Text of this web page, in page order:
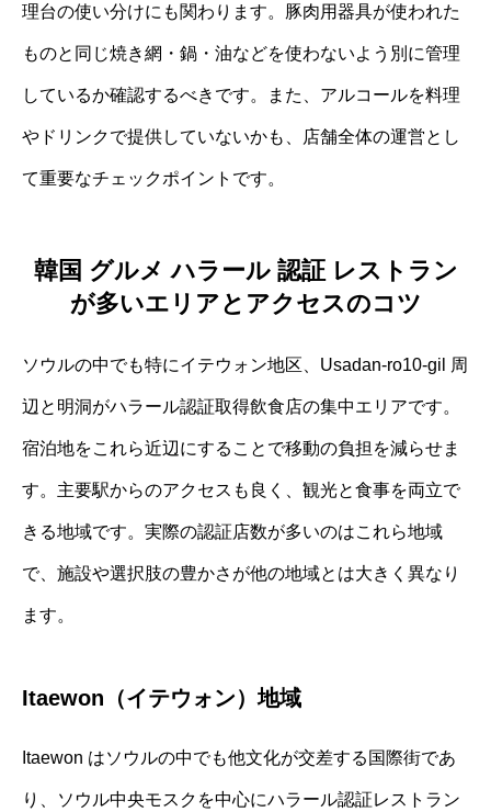
理台の使い分けにも関わります。豚肉用器具が使われた
ものと同じ焼き網・鍋・油などを使わないよう別に管理
しているか確認するべきです。また、アルコールを料理
やドリンクで提供していないかも、店舗全体の運営とし
て重要なチェックポイントです。
韓国 グルメ ハラール 認証 レストラン
が多いエリアとアクセスのコツ
ソウルの中でも特にイテウォン地区、Usadan-ro10-gil 周
辺と明洞がハラール認証取得飲食店の集中エリアです。
宿泊地をこれら近辺にすることで移動の負担を減らせま
す。主要駅からのアクセスも良く、観光と食事を両立で
きる地域です。実際の認証店数が多いのはこれら地域
で、施設や選択肢の豊かさが他の地域とは大きく異なり
ます。
Itaewon（イテウォン）地域
Itaewon はソウルの中でも他文化が交差する国際街であ
り、ソウル中央モスクを中心にハラール認証レストラン